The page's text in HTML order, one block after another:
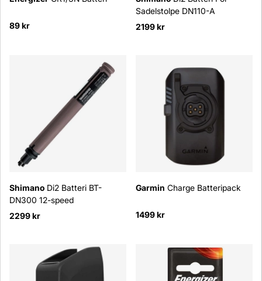
89 kr
Sadelstolpe DN110-A
2199 kr
Shimano Di2 Batteri BT-
DN300 12-speed
2299 kr
Garmin Charge Batteripack
1499 kr